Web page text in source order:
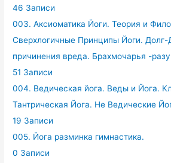
46 Записи
003. Аксиоматика Йоги. Теория и
Сверхлогичные Принципы Йоги.
причинения вреда. Брахмочарья -
51 Записи
004. Ведическая йога. Веды и Йога.
Тантрическая Йога. Не Ведические
19 Записи
005. Йога разминка гимнастика.
0 Записи